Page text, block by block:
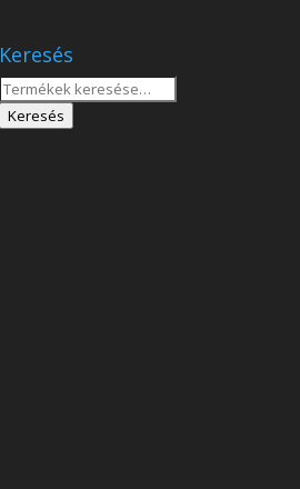
Keresés
Keresés
Keresés